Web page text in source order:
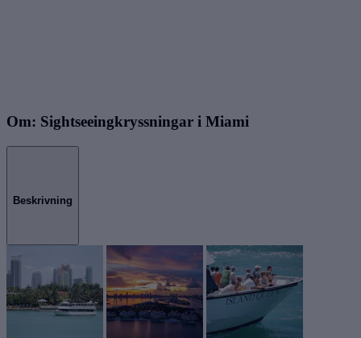
Om: Sightseeingkryssningar i Miami
Beskrivning